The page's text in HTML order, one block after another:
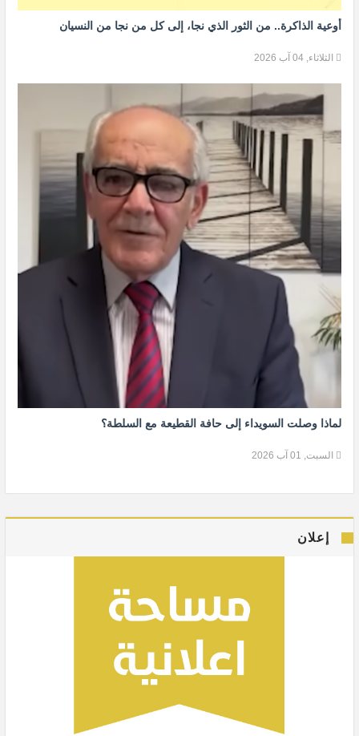
أوعية الذاكرة.. من الثور الذي نجا، إلى كل من نجا من النسيان
الثلاثاء, 04 آب 2026
لماذا وصلت السويداء إلى حافة القطيعة مع السلطة؟
السبت, 01 آب 2026
إعلان